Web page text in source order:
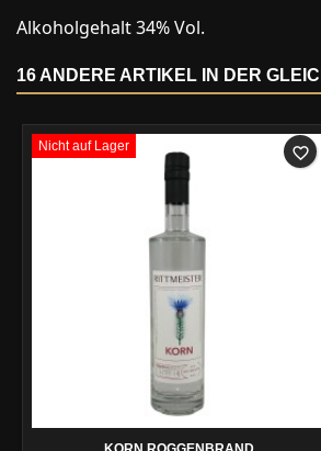
Alkoholgehalt 34% Vol.
16 ANDERE ARTIKEL IN DER
Nicht auf Lager favorite_border